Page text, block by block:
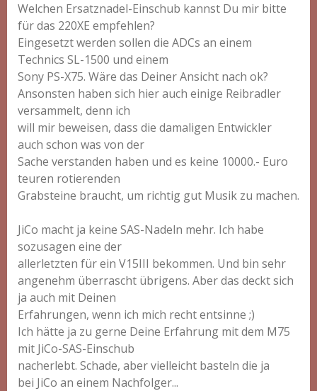
Welchen Ersatznadel-Einschub kannst Du mir bitte
für das 220XE empfehlen?
Eingesetzt werden sollen die ADCs an einem
Technics SL-1500 und einem
Sony PS-X75. Wäre das Deiner Ansicht nach ok?
Ansonsten haben sich hier auch einige Reibradler
versammelt, denn ich
will mir beweisen, dass die damaligen Entwickler
auch schon was von der
Sache verstanden haben und es keine 10000.- Euro
teuren rotierenden
Grabsteine braucht, um richtig gut Musik zu machen.
JiCo macht ja keine SAS-Nadeln mehr. Ich habe
sozusagen eine der
allerletzten für ein V15III bekommen. Und bin sehr
angenehm überrascht übrigens. Aber das deckt sich
ja auch mit Deinen
Erfahrungen, wenn ich mich recht entsinne ;)
Ich hätte ja zu gerne Deine Erfahrung mit dem M75
mit JiCo-SAS-Einschub
nacherlebt. Schade, aber vielleicht basteln die ja
bei JiCo an einem Nachfolger...